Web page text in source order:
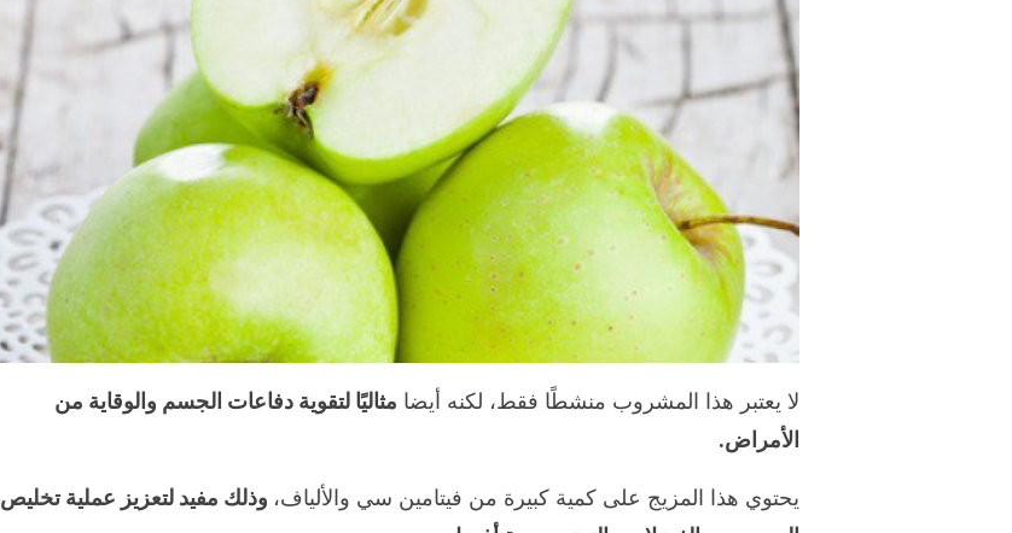
لا يعتبر هذا المشروب منشطًا فقط، لكنه أيضا مثاليًا لتقوية دفاعات الجسم والوقاية من
الأمراض.
يحتوي هذا المزيج على كمية كبيرة من فيتامين سي والألياف، وذلك مفيد لتعزيز عملية تخليص